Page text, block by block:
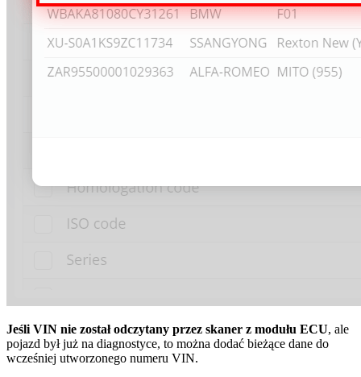
Jeśli VIN nie został odczytany przez skaner z modułu ECU, ale
pojazd był już na diagnostyce, to można dodać bieżące dane do
wcześniej utworzonego numeru VIN.